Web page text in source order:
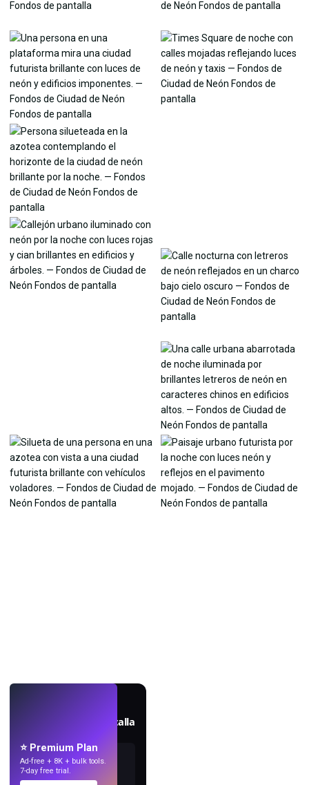
Crea fondos de pantalla
⭐ Premium Plan
Ad-free + 8K + bulk tools.
7-day free trial.